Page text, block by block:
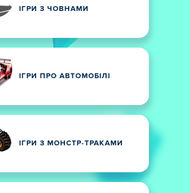
ІГРИ З ЧОВНАМИ
ІГРИ ПРО АВТОМОБІЛІ
ІГРИ З МОНСТР-ТРАКАМИ